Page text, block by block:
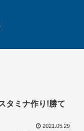
タミナ作り!勝て
2021.05.29